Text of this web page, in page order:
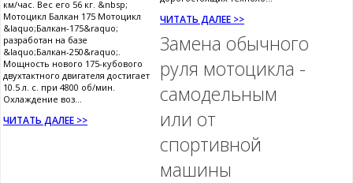
км/час. Вес его 56 кг. &nbsp;
Мотоцикл Балкан 175 Мотоцикл
&laquo;Балкан-175&raquo;
разработан на базе
&laquo;Балкан-250&raquo;.
Мощность нового 175-кубового
двухтактного двигателя достигает
10.5 л. с. при 4800 об/мин.
Охлаждение воз...
ЧИТАТЬ ДАЛЕЕ >>
ЧИТАТЬ ДАЛЕЕ >>
Замена обычного
руля мотоцикла -
самодельным
или от
спортивной
машины